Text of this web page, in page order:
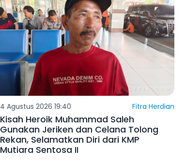
4 Agustus 2026 19:40 Fitra Herdian
Kisah Heroik Muhammad Saleh
Gunakan Jeriken dan Celana Tolong
Rekan, Selamatkan Diri dari KMP
Mutiara Sentosa II